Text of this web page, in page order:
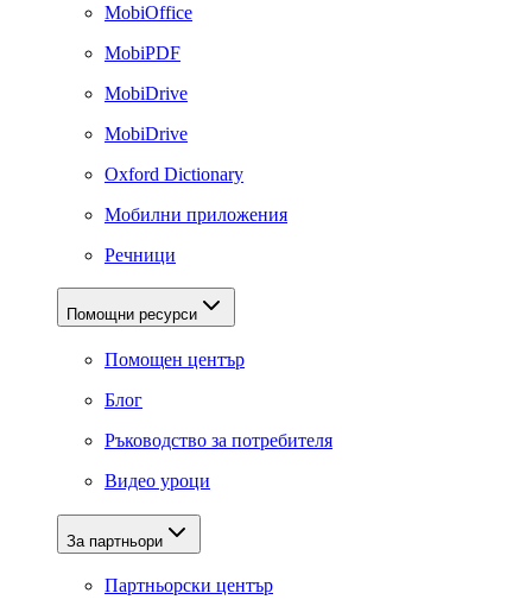
MobiOffice
MobiPDF
MobiDrive
MobiDrive
Oxford Dictionary
Мобилни приложения
Речници
Помощни ресурси
Помощен център
Блог
Ръководство за потребителя
Видео уроци
За партньори
Партньорски център